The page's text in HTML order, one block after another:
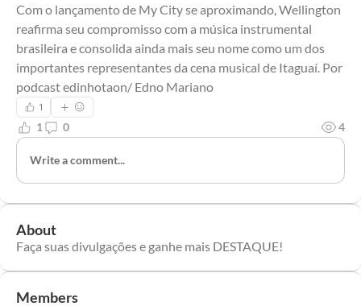
Com o lançamento de My City se aproximando, Wellington
reafirma seu compromisso com a música instrumental
brasileira e consolida ainda mais seu nome como um dos
importantes representantes da cena musical de Itaguaí. Por
podcast edinhotaon/ Edno Mariano
1
1 0 4
Write a comment...
About
Faça suas divulgações e ganhe mais DESTAQUE!
Members